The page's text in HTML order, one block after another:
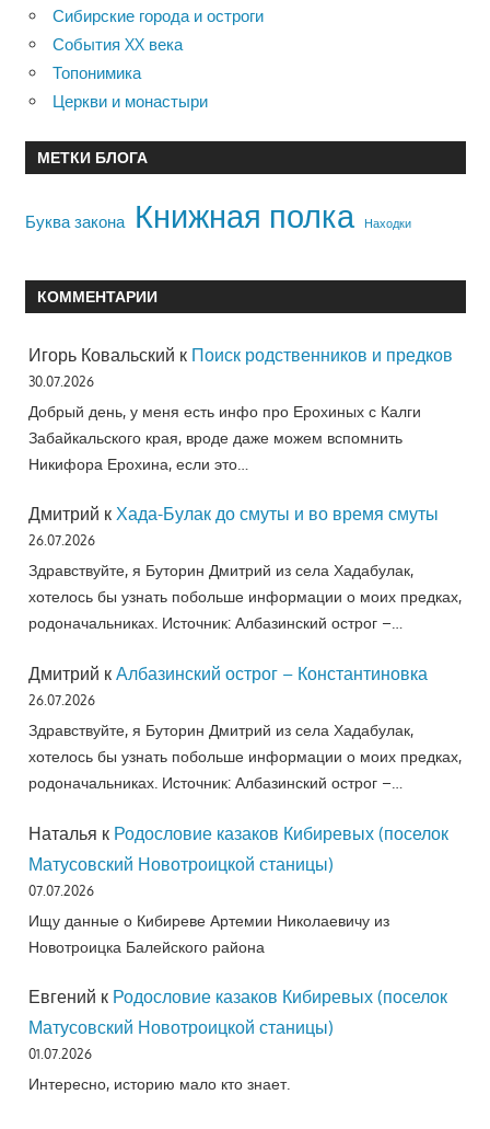
Сибирские города и остроги
События XX века
Топонимика
Церкви и монастыри
МЕТКИ БЛОГА
Буква закона Книжная полка Находки
КОММЕНТАРИИ
Игорь Ковальский к Поиск родственников и предков
30.07.2026
Добрый день, у меня есть инфо про Ерохиных с Калги
Забайкальского края, вроде даже можем вспомнить
Никифора Ерохина, если это…
Дмитрий к Хада-Булак до смуты и во время смуты
26.07.2026
Здравствуйте, я Буторин Дмитрий из села Хадабулак,
хотелось бы узнать побольше информации о моих предках,
родоначальниках. Источник: Албазинский острог –…
Дмитрий к Албазинский острог – Константиновка
26.07.2026
Здравствуйте, я Буторин Дмитрий из села Хадабулак,
хотелось бы узнать побольше информации о моих предках,
родоначальниках. Источник: Албазинский острог –…
Наталья к Родословие казаков Кибиревых (поселок
Матусовский Новотроицкой станицы)
07.07.2026
Ищу данные о Кибиреве Артемии Николаевичу из
Новотроицка Балейского района
Евгений к Родословие казаков Кибиревых (поселок
Матусовский Новотроицкой станицы)
01.07.2026
Интересно, историю мало кто знает.